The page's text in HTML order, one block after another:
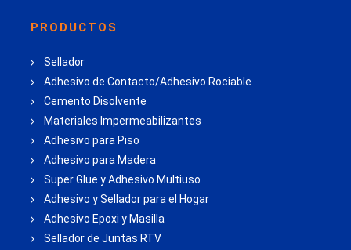
PRODUCTOS
Sellador
Adhesivo de Contacto/Adhesivo Rociable
Cemento Disolvente
Materiales Impermeabilizantes
Adhesivo para Piso
Adhesivo para Madera
Super Glue y Adhesivo Multiuso
Adhesivo y Sellador para el Hogar
Adhesivo Epoxi y Masilla
Sellador de Juntas RTV